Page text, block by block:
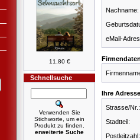
11,80 €
Schnellsuche
Verwenden Sie
Stichworte, um ein
Produkt zu finden.
erweiterte Suche
Nachname:
eMail-
Ihre Adresse
Strasse/Nr.:
Stadtteil:
Postleitzahl: